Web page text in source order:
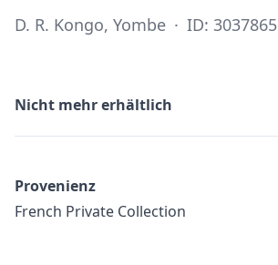
D. R. Kongo, Yombe · ID: 3037865
Nicht mehr erhältlich
Provenienz
French Private Collection